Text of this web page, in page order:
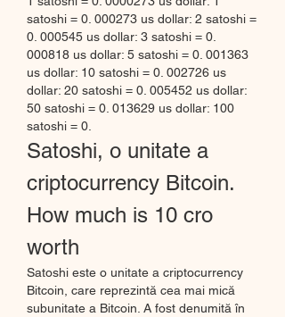
satoshi = 0. 000273 us dollar: 2 satoshi =
0. 000545 us dollar: 3 satoshi = 0.
000818 us dollar: 5 satoshi = 0. 001363
us dollar: 10 satoshi = 0. 002726 us
dollar: 20 satoshi = 0. 005452 us dollar:
50 satoshi = 0. 013629 us dollar: 100
satoshi = 0.
Satoshi, o unitate a
criptocurrency Bitcoin.
How much is 10 cro
worth
Satoshi este o unitate a criptocurrency
Bitcoin, care reprezintă cea mai mică
subunitate a Bitcoin. A fost denumită în